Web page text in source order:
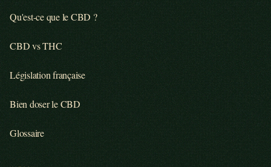
Qu'est-ce que le CBD ?
CBD vs THC
Législation française
Bien doser le CBD
Glossaire